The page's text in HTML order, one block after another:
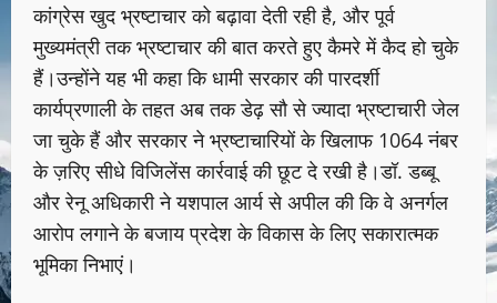
कांग्रेस खुद भ्रष्टाचार को बढ़ावा देती रही है, और पूर्व
मुख्यमंत्री तक भ्रष्टाचार की बात करते हुए कैमरे में कैद हो चुके
हैं।उन्होंने यह भी कहा कि धामी सरकार की पारदर्शी
कार्यप्रणाली के तहत अब तक डेढ़ सौ से ज्यादा भ्रष्टाचारी जेल
जा चुके हैं और सरकार ने भ्रष्टाचारियों के खिलाफ 1064 नंबर
के ज़रिए सीधे विजिलेंस कार्रवाई की छूट दे रखी है।डॉ. डब्बू
और रेनू अधिकारी ने यशपाल आर्य से अपील की कि वे अनर्गल
आरोप लगाने के बजाय प्रदेश के विकास के लिए सकारात्मक
भूमिका निभाएं।